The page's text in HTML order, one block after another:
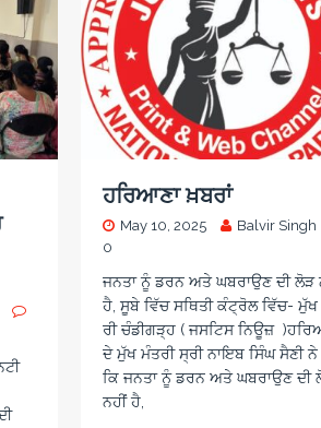
ਹਰਿਆਣਾ ਖ਼ਬਰਾਂ
May 10, 2025
Balvir Singh
0
ਜਨਤਾ ਨੂੰ ਡਰਨ ਅਤੇ ਘਬਰਾਉਣ ਦੀ ਲੋੜ
ਹੈ, ਸੂਬੇ ਵਿੱਚ ਸਥਿਤੀ ਕੰਟ੍ਰੋਲ ਵਿੱਚ-
ਰੀ ਚੰਡੀਗੜ੍ਹ ( ਜਸਟਿਸ ਨਿਊਜ਼
ਦੇ ਮੁੱਖ ਮੰਤਰੀ ਸ੍ਰੀ ਨਾਇਬ ਸਿੰਘ ਸੈਣੀ ਨੇ
ਕਿ ਜਨਤਾ ਨੂੰ ਡਰਨ ਅਤੇ ਘਬਰਾਉਣ ਦੀ
ਨਹੀਂ ਹੈ,